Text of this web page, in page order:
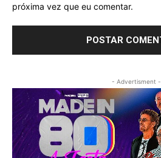
próxima vez que eu comentar.
- Advertisment -